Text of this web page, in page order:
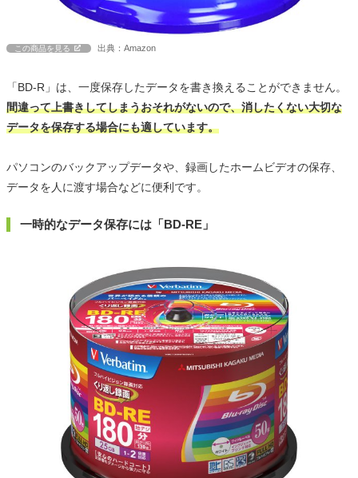
この商品を見る 出典：Amazon
「BD-R」は、一度保存したデータを書き換えることができません。
間違って上書きしてしまうおそれがないので、消したくない大切な
データを保存する場合にも適しています。
パソコンのバックアップデータや、録画したホームビデオの保存、
データを人に渡す場合などに便利です。
一時的なデータ保存には「BD-RE」